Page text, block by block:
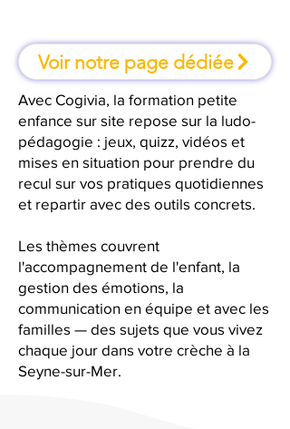
Voir notre page dédiée
Avec Cogivia, la formation petite
enfance sur site repose sur la ludo-
pédagogie : jeux, quizz, vidéos et
mises en situation pour prendre du
recul sur vos pratiques quotidiennes
et repartir avec des outils concrets.
Les thèmes couvrent
l'accompagnement de l'enfant, la
gestion des émotions, la
communication en équipe et avec les
familles — des sujets que vous vivez
chaque jour dans votre crèche à la
Seyne-sur-Mer.